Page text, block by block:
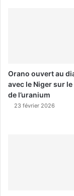
Orano ouvert au
avec le Niger sur
de l’uranium
23 février 2026